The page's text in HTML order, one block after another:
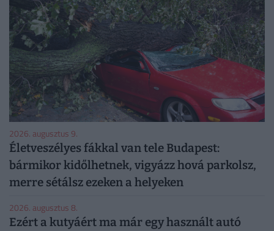
2026. augusztus 9.
Életveszélyes fákkal van tele Budapest:
bármikor kidőlhetnek, vigyázz hová parkolsz,
merre sétálsz ezeken a helyeken
2026. augusztus 8.
Ezért a kutyáért ma már egy használt autó